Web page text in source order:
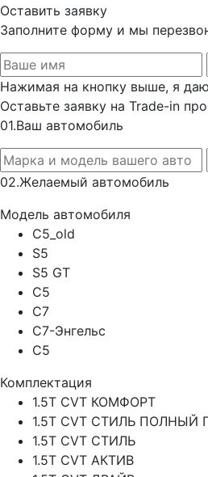
Оставить заявку
Заполните форму и мы
Нажимая на кнопку выше, я даю
Оставьте заявку на Trade-in
01.Ваш автомобиль
02.Желаемый автомобиль
Модель автомобиля
C5_old
S5
S5 GT
C5
C7
C7-Энгельс
C5
Комплектация
1.5T CVT КОМФОРТ
1.5T CVT СТИЛЬ ПОЛНЫЙ
1.5T CVT СТИЛЬ
1.5T CVT АКТИВ